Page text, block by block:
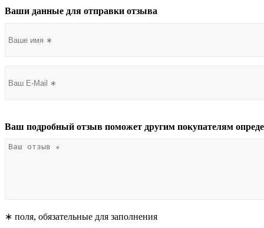
Ваши данные для отправки отзыва
Ваш подробный отзыв поможет другим покупателям
∗ поля, обязательные для заполнения